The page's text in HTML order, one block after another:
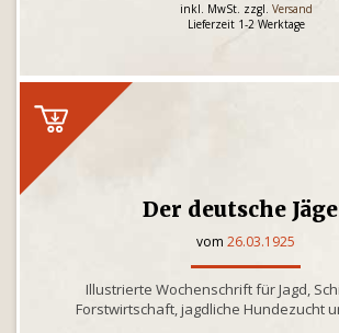
inkl. MwSt. zzgl. Versand
Lieferzeit 1-2 Werktage
Der deutsche
vom 26.03.1925
Illustrierte Wochenschrift für Jagd,
Forstwirtschaft, jagdliche Hundezucht